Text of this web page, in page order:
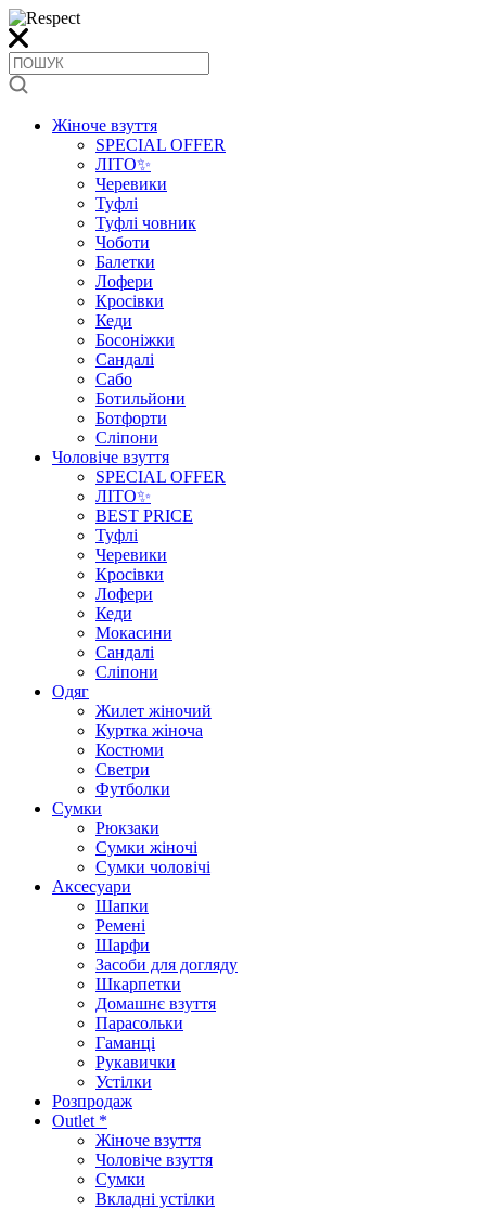
Жіноче взуття
SPECIAL OFFER
ЛІТО✨
Черевики
Туфлі
Туфлі човник
Чоботи
Балетки
Лофери
Кросівки
Кеди
Босоніжки
Сандалі
Сабо
Ботильйони
Ботфорти
Сліпони
Чоловіче взуття
SPECIAL OFFER
ЛІТО✨
BEST PRICE
Туфлі
Черевики
Кросівки
Лофери
Кеди
Мокасини
Сандалі
Сліпони
Одяг
Жилет жіночий
Куртка жіноча
Костюми
Светри
Футболки
Сумки
Рюкзаки
Сумки жіночі
Сумки чоловічі
Аксеcуари
Шапки
Ремені
Шарфи
Засоби для догляду
Шкарпетки
Домашнє взуття
Парасольки
Гаманці
Рукавички
Устілки
Розпродаж
Outlet *
Жіноче взуття
Чоловіче взуття
Сумки
Вкладні устілки